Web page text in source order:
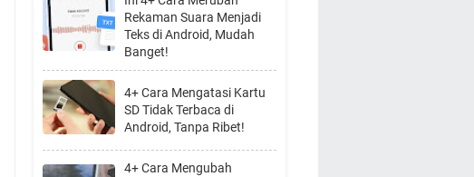
Rekaman Suara Menjadi
Teks di Android, Mudah
Banget!
4+ Cara Mengatasi Kartu
SD Tidak Terbaca di
Android, Tanpa Ribet!
4+ Cara Mengubah